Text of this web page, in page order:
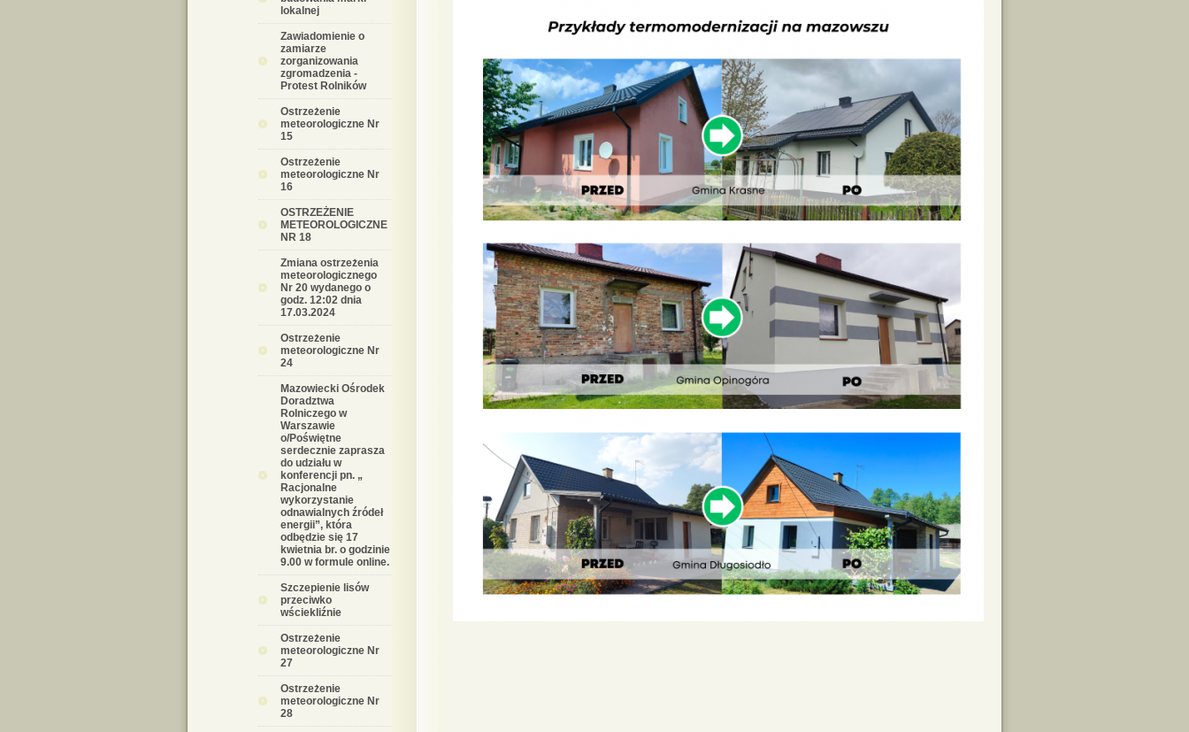
lokalnej
Zawiadomienie o
zamiarze
zorganizowania
zgromadzenia -
Protest Rolników
Ostrzeżenie
meteorologiczne Nr
15
Ostrzeżenie
meteorologiczne Nr
16
OSTRZEŻENIE
METEOROLOGICZNE
NR 18
Zmiana ostrzeżenia
meteorologicznego
Nr 20 wydanego o
godz. 12:02 dnia
17.03.2024
Ostrzeżenie
meteorologiczne Nr
24
Mazowiecki Ośrodek
Doradztwa
Rolniczego w
Warszawie
o/Poświętne
serdecznie zaprasza
do udziału w
konferencji pn. „
Racjonalne
wykorzystanie
odnawialnych źródeł
energii”, która
odbędzie się 17
kwietnia br. o godzinie
9.00 w formule online.
Szczepienie lisów
przeciwko
wściekliźnie
Ostrzeżenie
meteorologiczne Nr
27
Ostrzeżenie
meteorologiczne Nr
28